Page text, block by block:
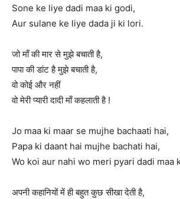
Sone ke liye dadi maa ki godi,
Aur sulane ke liye dada ji ki lori.
जो माँ की मार से मुझे बचाती है,
पापा की डांट है मुझे बचाती है,
वो कोई और नहीं
वो मेरी प्यारी दादी माँ कहलाती है !
Jo maa ki maar se mujhe bachaati hai,
Papa ki daant hai mujhe bachati hai,
Wo koi aur nahi wo meri pyari dadi maa
अपनी कहानियों में ही बहुत कुछ सीखा देती है,